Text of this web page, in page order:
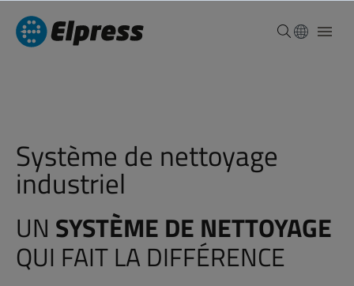
Système de nettoyage
industriel
UN SYSTÈME DE NETTOYAGE
QUI FAIT LA DIFFÉRENCE